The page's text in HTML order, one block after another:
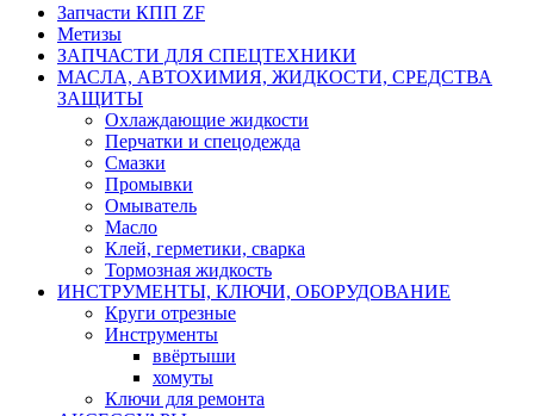
Запчасти КПП ZF
Метизы
ЗАПЧАСТИ ДЛЯ СПЕЦТЕХНИКИ
МАСЛА, АВТОХИМИЯ, ЖИДКОСТИ, СРЕДСТВА
ЗАЩИТЫ
Охлаждающие жидкости
Перчатки и спецодежда
Смазки
Промывки
Омыватель
Масло
Клей, герметики, сварка
Тормозная жидкость
ИНСТРУМЕНТЫ, КЛЮЧИ, ОБОРУДОВАНИЕ
Круги отрезные
Инструменты
ввёртыши
хомуты
Ключи для ремонта